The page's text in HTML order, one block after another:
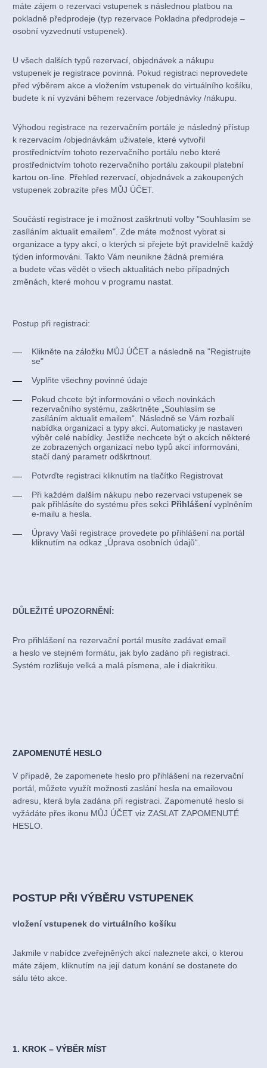
máte zájem o rezervaci vstupenek s následnou platbou na
pokladně předprodeje (typ rezervace Pokladna předprodeje –
osobní vyzvednutí vstupenek).
U všech dalších typů rezervací, objednávek a nákupu
vstupenek je registrace povinná. Pokud registraci neprovedete
před výběrem akce a vložením vstupenek do virtuálního košíku,
budete k ní vyzváni během rezervace /objednávky /nákupu.
Výhodou registrace na rezervačním portále je následný přístup
k rezervacím /objednávkám uživatele, které vytvořil
prostřednictvím tohoto rezervačního portálu nebo které
prostřednictvím tohoto rezervačního portálu zakoupil platební
kartou on-line. Přehled rezervací, objednávek a zakoupených
vstupenek zobrazíte přes MŮJ ÚČET.
Součástí registrace je i možnost zaškrtnutí volby "Souhlasím se
zasíláním aktualit emailem". Zde máte možnost vybrat si
organizace a typy akcí, o kterých si přejete být pravidelně každý
týden informováni. Takto Vám neunikne žádná premiéra
a budete včas vědět o všech aktualitách nebo případných
změnách, které mohou v programu nastat.
Postup při registraci:
Klikněte na záložku MŮJ ÚČET a následně na "Registrujte
se"
Vyplňte všechny povinné údaje
Pokud chcete být informováni o všech novinkách
rezervačního systému, zaškrtněte „Souhlasím se
zasíláním aktualit emailem“. Následně se Vám rozbalí
nabídka organizací a typy akcí. Automaticky je nastaven
výběr celé nabídky. Jestliže nechcete být o akcích některé
ze zobrazených organizací nebo typů akcí informováni,
stačí daný parametr odškrtnout.
Potvrďte registraci kliknutím na tlačítko Registrovat
Při každém dalším nákupu nebo rezervaci vstupenek se
pak přihlásíte do systému přes sekci Přihlášení vyplněním
e-mailu a hesla.
Úpravy Vaší registrace provedete po přihlášení na portál
kliknutím na odkaz „Úprava osobních údajů“.
DŮLEŽITÉ UPOZORNĚNÍ:
Pro přihlášení na rezervační portál musíte zadávat email
a heslo ve stejném formátu, jak bylo zadáno při registraci.
Systém rozlišuje velká a malá písmena, ale i diakritiku.
ZAPOMENUTÉ HESLO
V případě, že zapomenete heslo pro přihlášení na rezervační
portál, můžete využít možnosti zaslání hesla na emailovou
adresu, která byla zadána při registraci. Zapomenuté heslo si
vyžádáte přes ikonu MŮJ ÚČET viz ZASLAT ZAPOMENUTÉ
HESLO.
POSTUP PŘI VÝBĚRU VSTUPENEK
vložení vstupenek do virtuálního košíku
Jakmile v nabídce zveřejněných akcí naleznete akci, o kterou
máte zájem, kliknutím na její datum konání se dostanete do
sálu této akce.
1. KROK – VÝBĚR MÍST